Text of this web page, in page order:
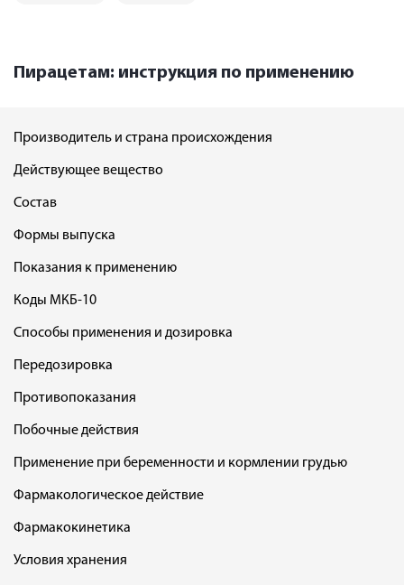
Пирацетам: инструкция по применению
Производитель и страна происхождения
Действующее вещество
Состав
Формы выпуска
Показания к применению
Коды МКБ-10
Способы применения и дозировка
Передозировка
Противопоказания
Побочные действия
Применение при беременности и кормлении грудью
Фармакологическое действие
Фармакокинетика
Условия хранения